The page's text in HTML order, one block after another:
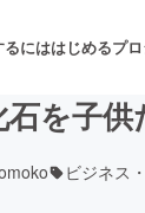
るにははじめるプ
を子供
ビジネス